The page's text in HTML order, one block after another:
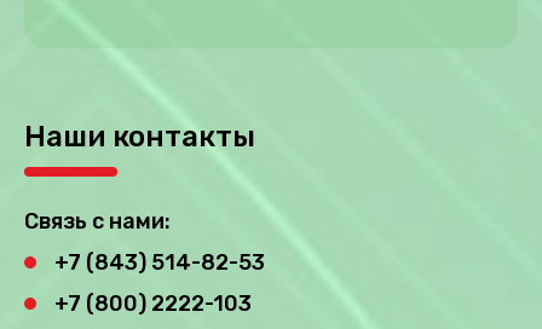
Наши контакты
Связь с нами:
+7 (843) 514-82-53
+7 (800) 2222-103